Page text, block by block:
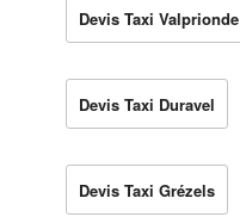
Devis Taxi Valprionde
Devis Taxi Duravel
Devis Taxi Grézels